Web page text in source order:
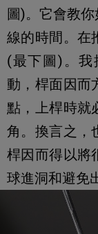
圖)。它會教
線的時間。在
(最下圖)。我
動，桿面因而
點，上桿時就
角。換言之，
桿因而得以將
球進洞和避免